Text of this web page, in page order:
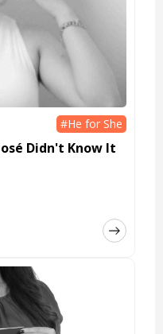
#He for She
Didn't Know It